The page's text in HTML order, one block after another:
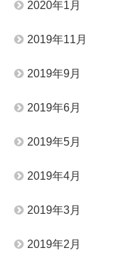
2020年1月
2019年11月
2019年9月
2019年6月
2019年5月
2019年4月
2019年3月
2019年2月